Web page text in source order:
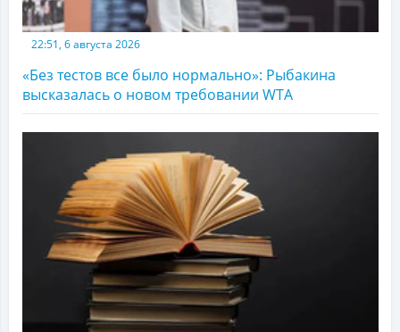
22:51, 6 августа 2026
«Без тестов все было нормально»: Рыбакина
высказалась о новом требовании WTA